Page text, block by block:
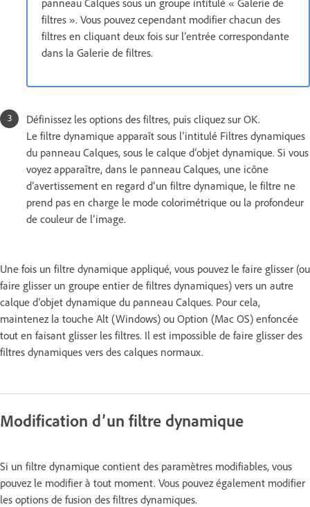
filtres ». Vous pouvez cependant modifier chacun des
filtres en cliquant deux fois sur l’entrée correspondante
dans la Galerie de filtres.
Définissez les options des filtres, puis cliquez sur OK.
Le filtre dynamique apparaît sous l’intitulé Filtres dynamiques
du panneau Calques, sous le calque d’objet dynamique. Si vous
voyez apparaître, dans le panneau Calques, une icône
d’avertissement en regard d’un filtre dynamique, le filtre ne
prend pas en charge le mode colorimétrique ou la profondeur
de couleur de l’image.
Une fois un filtre dynamique appliqué, vous pouvez le faire glisser (ou
faire glisser un groupe entier de filtres dynamiques) vers un autre
calque d’objet dynamique du panneau Calques. Pour cela,
maintenez la touche Alt (Windows) ou Option (Mac OS) enfoncée
tout en faisant glisser les filtres. Il est impossible de faire glisser des
filtres dynamiques vers des calques normaux.
Modification d’un filtre dynamique
Si un filtre dynamique contient des paramètres modifiables, vous
pouvez le modifier à tout moment. Vous pouvez également modifier
les options de fusion des filtres dynamiques.